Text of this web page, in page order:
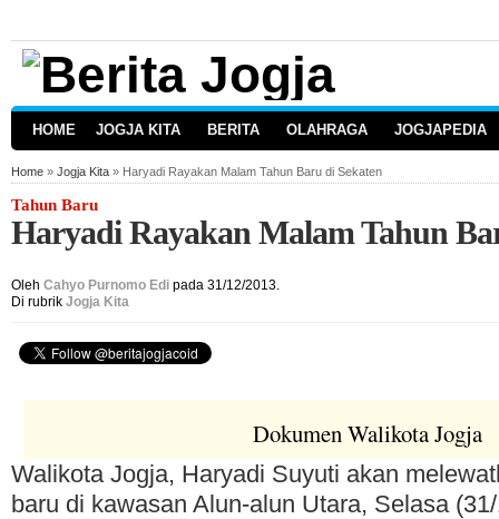
HOME JOGJA KITA BERITA OLAHRAGA JOGJAPEDIA
Home » Jogja Kita » Haryadi Rayakan Malam Tahun Baru di Sekaten
Tahun Baru
Haryadi Rayakan Malam Tahun
Oleh Cahyo Purnomo Edi pada 31/12/2013.
Di rubrik Jogja Kita
Dokumen Walikota Jogja
Walikota Jogja, Haryadi Suyuti akan
baru di kawasan Alun-alun Utara, Selasa